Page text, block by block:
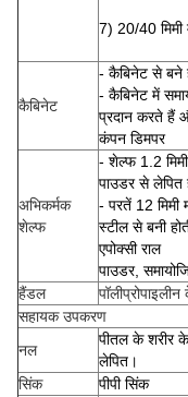
7) 20/40 मिमी
कैबिनेट
- कैबिनेट से बने
- कैबिनेट में
प्रदान करते हैं
कंपन डिमपर
अभिकर्मक
शेल्फ
- शेल्फ 1.2
पाउडर से लेपित
- परतें 12 मिमी
स्टील से बनी
एपोक्सी राल
पाउडर,
हैंडल
सहायक उपकरण
नल
पीतल के शरीर
लेपित।
सिंक
पीपी सिंक